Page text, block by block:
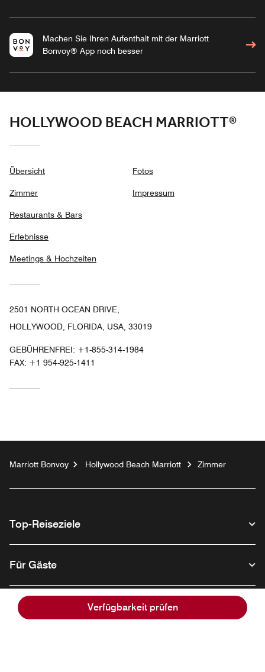
Verfügbarkeit prüfen
Machen Sie Ihren Aufenthalt mit der Marriott
Bonvoy® App noch besser
HOLLYWOOD BEACH MARRIOTT®
Übersicht
Zimmer
Restaurants & Bars
Erlebnisse
Meetings & Hochzeiten
Fotos
Impressum
2501 NORTH OCEAN DRIVE,
HOLLYWOOD, FLORIDA, USA, 33019
GEBÜHRENFREI: +1-855-314-1984
FAX: +1 954-925-1411
Marriott Bonvoy Hollywood Beach Marriott Zimmer
Top-Reiseziele
Für Gäste
Unser Unternehmen